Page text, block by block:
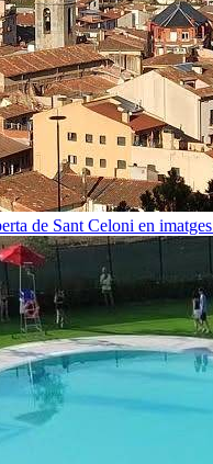
de Sant Celoni en imatges